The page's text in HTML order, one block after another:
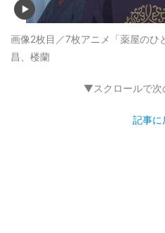
画像2枚目／7枚アニメ「薬屋のひ
昌、楼蘭
▼スクロールで
記事に